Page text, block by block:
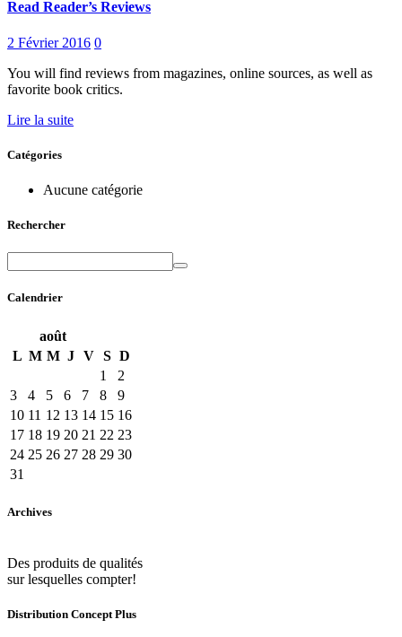
Read Reader’s Reviews
2 Février 2016 0
You will find reviews from magazines, online sources, as well as
favorite book critics.
Lire la suite
Catégories
Aucune catégorie
Rechercher
Calendrier
août
L M M J V S D
1
2
3
4 5 6 7 8
9
10 11 12 13 14 15 16
17 18 19 20 21 22 23
24 25 26 27 28 29 30
31
Archives
Des produits de qualités
sur lesquelles compter!
Distribution Concept Plus